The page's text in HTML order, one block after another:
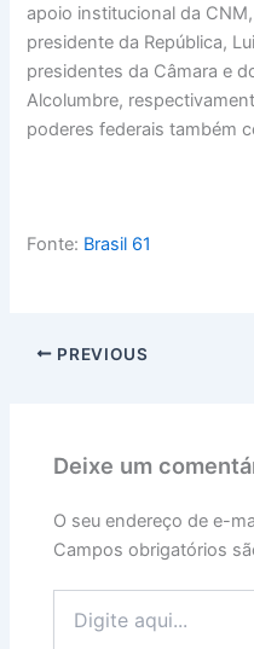
apoio institucional da
presidente da República,
presidentes da Câmara e
Alcolumbre,
poderes federais também
Fonte: Brasil 61
PREVIOUS
Deixe um
O seu endereço de e-
Campos obrigatórios
aqui...